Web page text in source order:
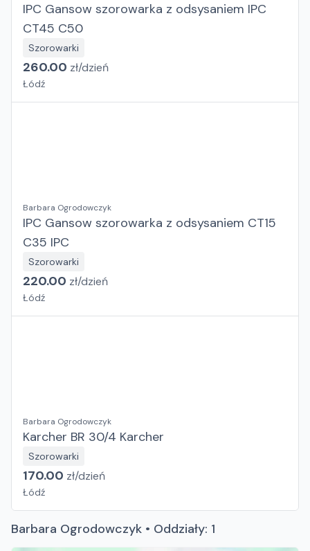
IPC Gansow szorowarka z odsysaniem IPC
CT45 C50
Szorowarki
260.00 zł/dzień
Łódź
Barbara Ogrodowczyk
IPC Gansow szorowarka z odsysaniem CT15
C35 IPC
Szorowarki
220.00 zł/dzień
Łódź
Barbara Ogrodowczyk
Karcher BR 30/4 Karcher
Szorowarki
170.00 zł/dzień
Łódź
Barbara Ogrodowczyk • Oddziały: 1